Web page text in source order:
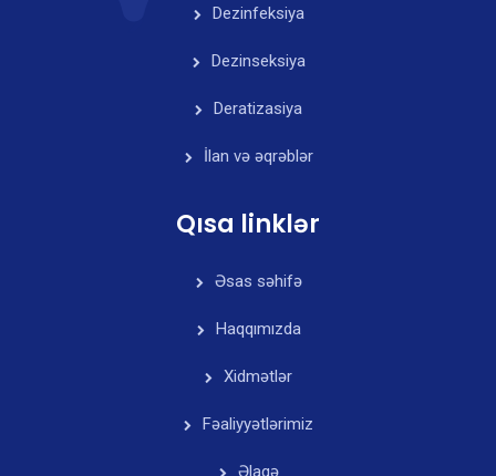
Dezinfeksiya
Dezinseksiya
Deratizasiya
İlan və əqrəblər
Qısa linklər
Əsas səhifə
Haqqımızda
Xidmətlər
Fəaliyyətlərimiz
Əlaqə